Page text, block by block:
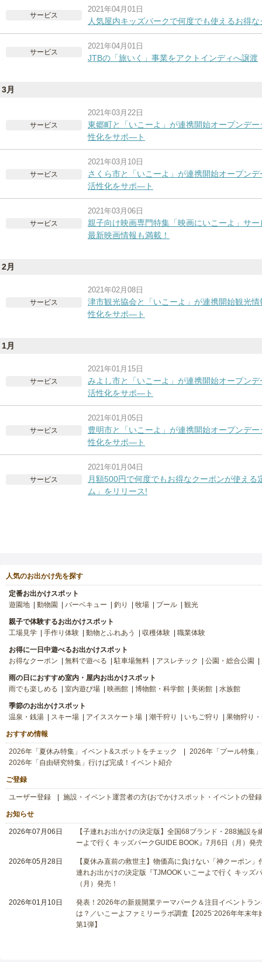
サービス
2021年04月01日
人気屋内キッズパークで何度でも使えるお得
サービス
2021年04月01日
JTBの「旅いく」事業をアクトインディへ譲渡
3月
サービス
2021年03月22日
東郷町と「いこーよ」が連携開始オープンデ
性化をサポ―ト
サービス
2021年03月10日
さくら市と「いこーよ」が連携開始オープン
活性化をサポ―ト
サービス
2021年03月06日
親子向け映画専門特集「映画にいこーよ」サ
最新映画情報も満載！
2月
サービス
2021年02月08日
津市観光協会と「いこーよ」が連携開始観光
性化をサポ―ト
1月
サービス
2021年01月15日
みよし市と「いこーよ」が連携開始オープン
活性化をサポ―ト
サービス
2021年01月05日
豊明市と「いこーよ」が連携開始オープンデ
性化をサポ―ト
サービス
2021年01月04日
月額500円で何度でもお得なクーポンが使え
ム」をリリース!
人気のお出かけ先を探す
定番お出かけスポット
遊園地
動物園 バーベキュー 釣り 牧場 プール 観光
親子で体験するお出かけスポット
工場見学
手作り体験 動物とふれあう 収穫体験 職業体験
お得に一日中遊べるお出かけスポット
お得なクーポン
無料で遊べる 駐車場無料 アスレチック 公園・総合公園
雨の日におすすめ室内・屋内お出かけスポット
雨でも楽しめる
室内遊び場 映画館 博物館・科学館 美術館 水族館
季節のお出かけスポット
温泉・銭湯
スキー場 アイススケート場 潮干狩り いちご狩り 果物狩り
おすすめ情報
2026年「夏休み特集」イベント&スポットをチェック
2026年「プール特集
2026年「自由研究特集」行けば完成！イベント紹介
ご登録
ユーザー登録 施設・イベント運営者の方(おでかけスポット・イベントの登
お知らせ
2026年07月06日
【子連れお出かけの決定版】全国68ブランド・288施設
ーよで行く キッズパークGUIDE BOOK』7月6日（月）発
2026年05月28日
【夏休み直前の救世主】物価高に負けない「神クーポン」
連れお出かけの決定版『TJMOOK いこーよで行く キッズ
（月）発売！
2026年01月10日
発表！2026年の新規開業テーマパーク＆注目イベントラ
は？／いこーよファミリーラボ調査【2025⁻2026年年末
第1弾】